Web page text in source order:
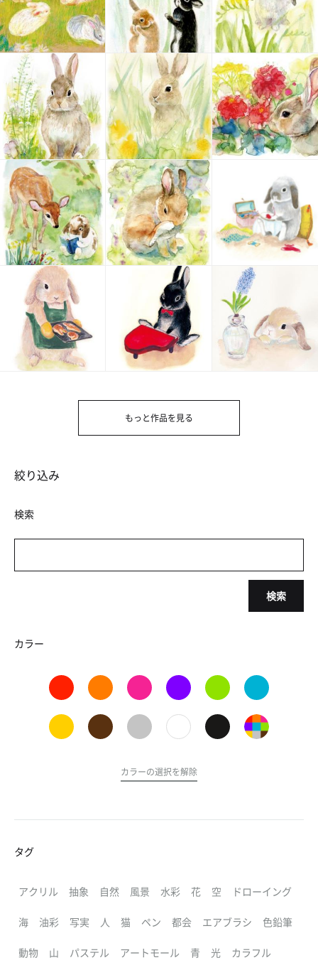
もっと作品を見る
絞り込み
検索
検索
カラー
カラーの選択を解除
タグ
アクリル 抽象 自然 風景 水彩 花 空 ドローイング
海 油彩 写実 人 猫 ペン 都会 エアブラシ 色鉛筆
動物 山 パステル アートモール 青 光 カラフル